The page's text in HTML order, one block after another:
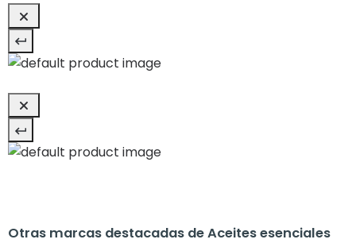
Otras marcas destacadas de Aceites esenciales